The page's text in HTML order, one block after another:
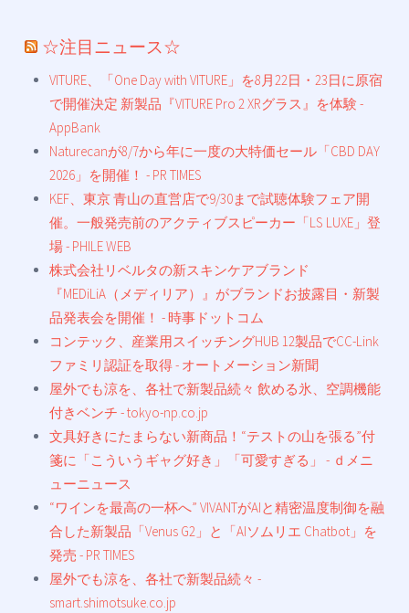
☆注目ニュース☆
VITURE、「One Day with VITURE」を8月22日・23日に原宿
で開催決定 新製品『VITURE Pro 2 XRグラス』を体験 -
AppBank
Naturecanが8/7から年に一度の大特価セール「CBD DAY
2026」を開催！ - PR TIMES
KEF、東京 青山の直営店で9/30まで試聴体験フェア開
催。一般発売前のアクティブスピーカー「LS LUXE」登
場 - PHILE WEB
株式会社リベルタの新スキンケアブランド
『MEDiLiA（メディリア）』がブランドお披露目・新製
品発表会を開催！ - 時事ドットコム
コンテック、産業用スイッチングHUB 12製品でCC-Link
ファミリ認証を取得 - オートメーション新聞
屋外でも涼を、各社で新製品続々 飲める氷、空調機能
付きベンチ - tokyo-np.co.jp
文具好きにたまらない新商品！“テストの山を張る”付
箋に「こういうギャグ好き」「可愛すぎる」 - ｄメニ
ューニュース
“ワインを最高の一杯へ” VIVANTがAIと精密温度制御を融
合した新製品「Venus G2」と「AIソムリエ Chatbot」を
発売 - PR TIMES
屋外でも涼を、各社で新製品続々 -
smart.shimotsuke.co.jp